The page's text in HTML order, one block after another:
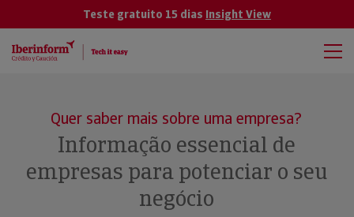
Teste gratuito 15 dias Insight View
Quer saber mais sobre uma empresa?
Informação essencial de
empresas para potenciar o seu
negócio